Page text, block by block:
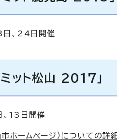
、24日開催
ット松山 2017」
13日開催
市ホームページ）についての詳